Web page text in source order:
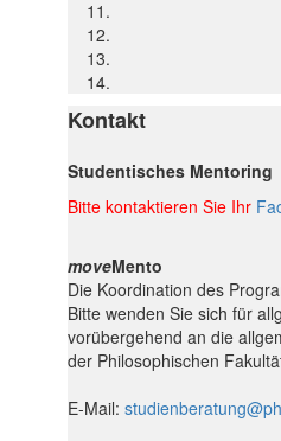
Kontakt
Studentisches Mentoring
Bitte kontaktieren Sie Ihr
moveMento
Die Koordination des
Bitte wenden Sie sich für
vorübergehend an die
der Philosophischen
E-Mail: